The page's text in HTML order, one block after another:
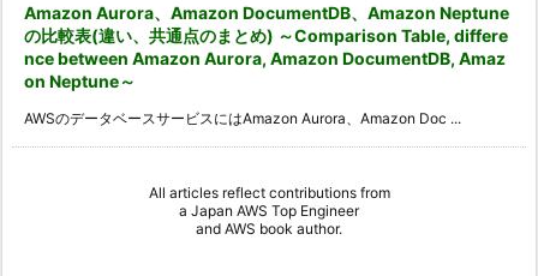
Amazon Aurora、Amazon DocumentDB、Amazon Neptune
の比較表(違い、共通点のまとめ) ～Comparison Table, differe
nce between Amazon Aurora, Amazon DocumentDB, Amaz
on Neptune～
AWSのデータベースサービスにはAmazon Aurora、Amazon Doc ...
All articles reflect contributions from
a Japan AWS Top Engineer
and AWS book author.